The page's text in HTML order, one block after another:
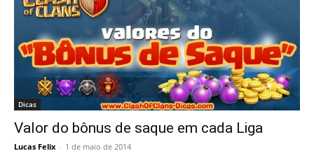
Dicas
Valor do bônus de saque em cada Liga
Lucas Felix - 1 de maio de 2014